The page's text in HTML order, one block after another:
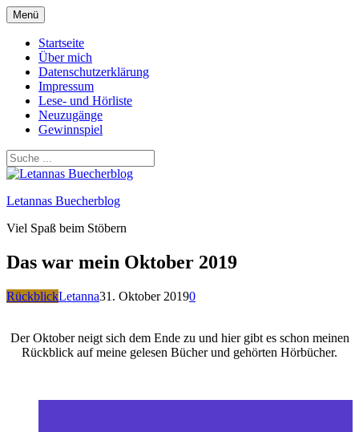
Zum
Inhalt
springen
Menü
Startseite
Über mich
Datenschutzerklärung
Impressum
Lese- und Hörliste
Neuzugänge
Gewinnspiel
Letannas Buecherblog
Viel Spaß beim Stöbern
Das war mein Oktober 2019
RückblickLetanna31. Oktober 20190
Der Oktober neigt sich dem Ende zu und hier gibt es schon meinen
Rückblick auf meine gelesen Bücher und gehörten Hörbücher.